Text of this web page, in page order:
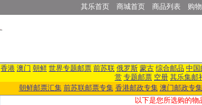
其乐首页 商城首页 商品列表 购
香港 澳门 朝鲜 世界专题邮票 前苏联 俄罗斯 蒙古 综合邮品 中国
赏 专题邮票 空册 其乐集邮
朝鲜邮票汇集 前苏联邮票专集 香港邮政专集 澳门邮政专集
以下是您所选购的物